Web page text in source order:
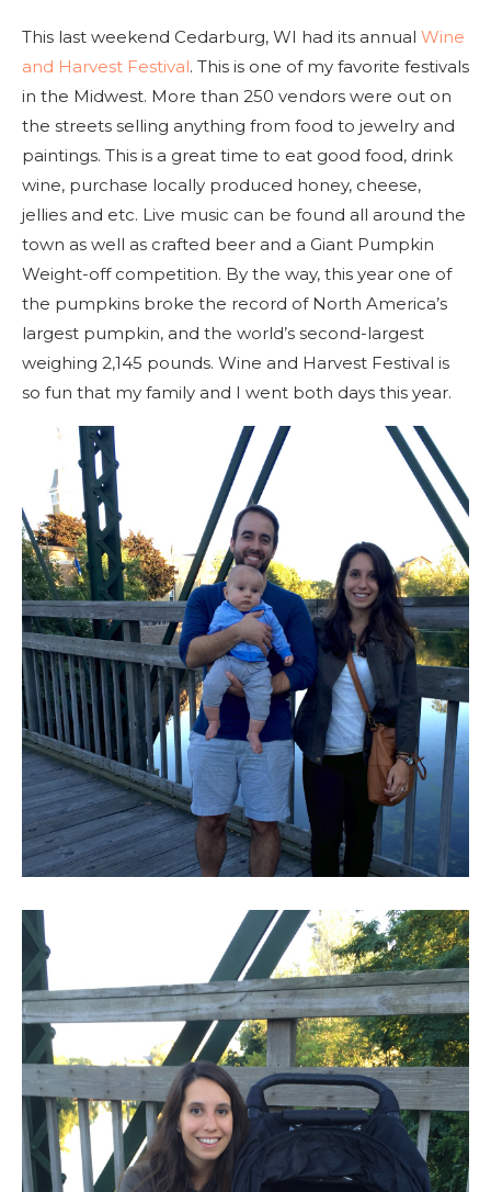
This last weekend Cedarburg, WI had its annual Wine
and Harvest Festival. This is one of my favorite festivals
in the Midwest. More than 250 vendors were out on
the streets selling anything from food to jewelry and
paintings. This is a great time to eat good food, drink
wine, purchase locally produced honey, cheese,
jellies and etc. Live music can be found all around the
town as well as crafted beer and a Giant Pumpkin
Weight-off competition. By the way, this year one of
the pumpkins broke the record of North America’s
largest pumpkin, and the world’s second-largest
weighing 2,145 pounds. Wine and Harvest Festival is
so fun that my family and I went both days this year.